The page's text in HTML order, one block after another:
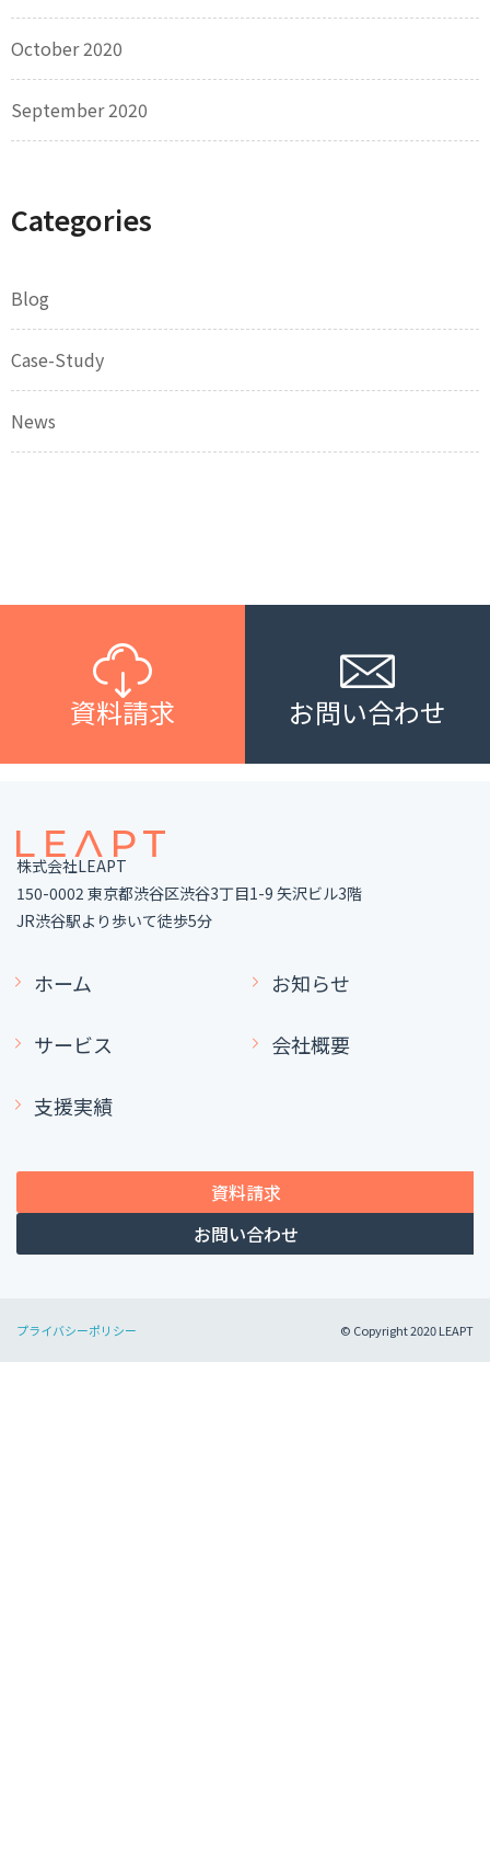
October 2020
September 2020
Categories
Blog
Case-Study
News
資料請求 お問い合わせ
株式会社LEAPT
150-0002 東京都渋谷区渋谷3丁目1-9 矢沢ビル3階
JR渋谷駅より歩いて徒歩5分
ホーム
サービス
支援実績
お知らせ
会社概要
資料請求
お問い合わせ
プライバシーポリシー © Copyright 2020 LEAPT